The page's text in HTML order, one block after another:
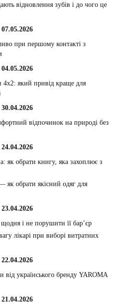
відновлення зубів і до чого це
07.05.2026
при першому контакті з
04.05.2026
4х2: який привід краще для
30.04.2026
відпочинок на природі без
24.04.2026
як обрати книгу, яка захоплює з
обрати якісний одяг для
23.04.2026
і не порушити її бар’єр
лікарі при виборі витратних
22.04.2026
від українського бренду YAROMA
21.04.2026